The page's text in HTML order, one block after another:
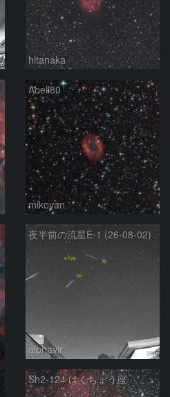
hltanaka
Abell80
mikoyan
夜半前の流星E-1 (26-08-02)
alphavir
Sh2-124 はくちょう座